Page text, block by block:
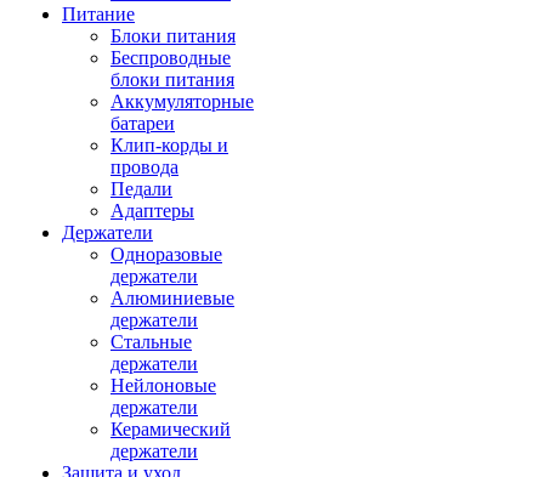
Питание
Блоки питания
Беспроводные
блоки питания
Аккумуляторные
батареи
Клип-корды и
провода
Педали
Адаптеры
Держатели
Одноразовые
держатели
Алюминиевые
держатели
Стальные
держатели
Нейлоновые
держатели
Керамический
держатели
Защита и уход